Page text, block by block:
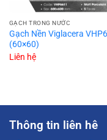
GẠCH TRONG NƯỚC
Gạch Nền Viglacera
(60×60)
Liên hệ
Thông tin liên hê